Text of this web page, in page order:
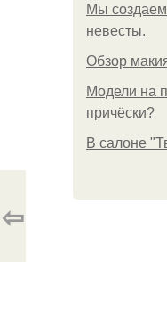
Мы создаем
невесты.
Обзор
Модели на
причёски?
В салоне
⇦